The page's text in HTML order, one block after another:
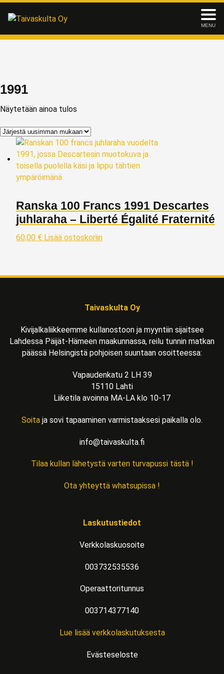
MENU
1991
Näytetään ainoa tulos
Ranska 100 Francs 1991 Descartes
juhlaraha – Liberté Égalité Fraternité
60,00 € Lisää ostoskoriin
Taivaskulta Oy
Kivijalkaliikkeemme kullanostoon ja myyntiin sijaitsee
Lahdessa Päijät-Hämeen maakunnassa, reilu tunnin matkan
päässä Helsingistä pohjoisen suuntaan osoitteessa:
Vapaudenkatu 2 LH 39
15110 Lahti
Liiketila avoinna MA-LA klo 10-17
Soita ja sovi tapaaminen varmistaaksesi paikalla olo.
info@taivaskulta.fi
Tilaa kullan lähetystä varten turvapussi tästä !
Ota yhteyttä whatsupissa !
Laskutustiedot
Verkkolaskuosoite
003732535536
Operaattoritunnus
003714377140
Lue lisää verkkolaskutuksesta
Evästeseloste